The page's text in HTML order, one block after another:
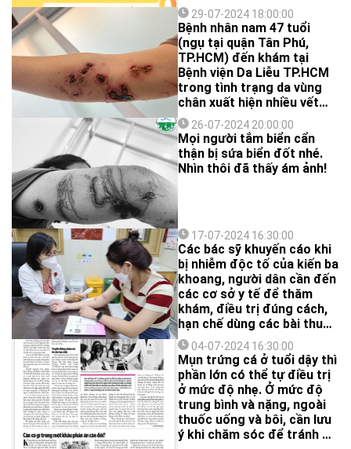
29-07-2024 18:00:00
Bệnh nhân nam 47 tuổi
(ngụ tại quận Tân Phú,
TP.HCM) đến khám tại
Bệnh viện Da Liễu TP.HCM
trong tình trạng da vùng
chân xuất hiện nhiều vết
thương dài, mảng hồng ban
sưng nề, có những vùng bị
loét sâu kèm mủ vàng đục.
26-07-2024 20:00:00
Mọi người tắm biển cẩn
thận bị sứa biển đốt nhé.
Nhìn thôi đã thấy ám ảnh!
17-07-2024 16:30:00
Các bác sỹ khuyến cáo khi
bị nhiễm độc tố của kiến ba
khoang, người dân cần đến
các cơ sở y tế để thăm
khám, điều trị đúng cách,
hạn chế dùng các bài thuốc
truyền miệng có thể khiến
độc tố lây lan.
04-07-2024 16:30:00
Mụn trứng cá ở tuổi dậy thì
phần lớn có thể tự điều trị
ở mức độ nhẹ. Ở mức độ
trung bình và nặng, ngoài
thuốc uống và bôi, cần lưu
ý khi chăm sóc để tránh để